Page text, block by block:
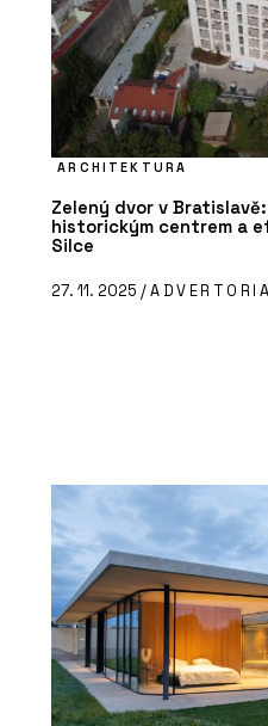
ARCHITEKTURA
Zelený dvor v
historickým centrem a
Silce
27. 11. 2025 /